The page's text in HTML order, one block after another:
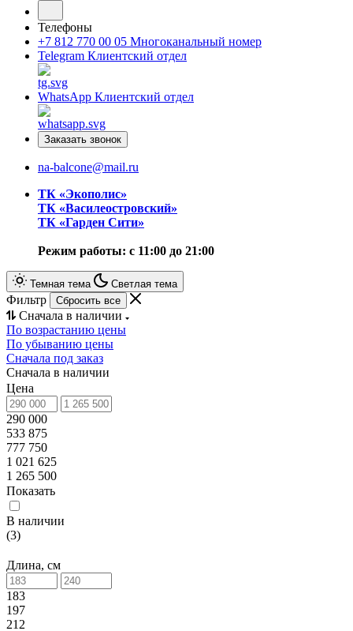
Телефоны
+7 812 770 00 05 Многоканальный номер
Telegram Клиентский отдел
WhatsApp Клиентский отдел
Заказать звонок
na-balcone@mail.ru
ТК «Экополис»
ТК «Василеостровский»
ТК «Гарден Сити»
Режим работы: с 11:00 до 21:00
Темная тема Светлая тема
Фильтр Сбросить все
Сначала в наличии
По возрастанию цены
По убыванию цены
Сначала под заказ
Сначала в наличии
Цена
290 000
533 875
777 750
1 021 625
1 265 500
Показать
В наличии
(3)
Длина, см
183
197
212